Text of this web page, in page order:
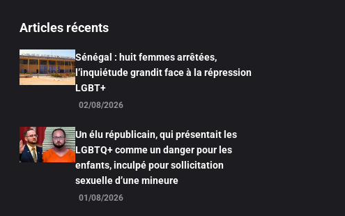
Articles récents
Sénégal : huit femmes arrêtées,
l’inquiétude grandit face à la répression
LGBT+
02/08/2026
Un élu républicain, qui présentait les
LGBTQ+ comme un danger pour les
enfants, inculpé pour sollicitation
sexuelle d’une mineure
01/08/2026